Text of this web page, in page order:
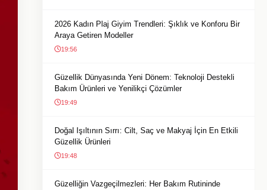
2026 Kadın Plaj Giyim Trendleri: Şıklık ve Konforu Bir
Araya Getiren Modeller
19:56
Güzellik Dünyasında Yeni Dönem: Teknoloji Destekli
Bakım Ürünleri ve Yenilikçi Çözümler
19:49
Doğal Işıltının Sırrı: Cilt, Saç ve Makyaj İçin En Etkili
Güzellik Ürünleri
19:48
Güzelliğin Vazgeçilmezleri: Her Bakım Rutininde